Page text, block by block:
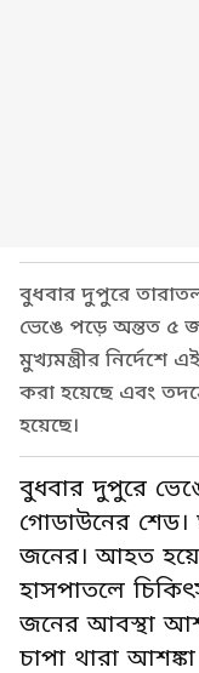
বুধবার দুপুরে
ভেঙে পড়ে অন্তত ৫
মুখ্যমন্ত্রীর নির্দেশে
করা হয়েছে এবং
হয়েছে।
বুধবার দুপুরে
গোডাউনের
জনের। আহত
হাসপাতলে
জনের আবস্থা
চাপা থারা